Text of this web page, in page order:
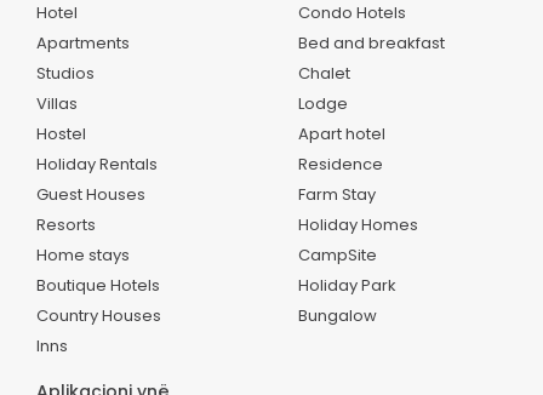
Hotel
Apartments
Studios
Villas
Hostel
Holiday Rentals
Guest Houses
Resorts
Home stays
Boutique Hotels
Country Houses
Inns
Condo Hotels
Bed and breakfast
Chalet
Lodge
Apart hotel
Residence
Farm Stay
Holiday Homes
CampSite
Holiday Park
Bungalow